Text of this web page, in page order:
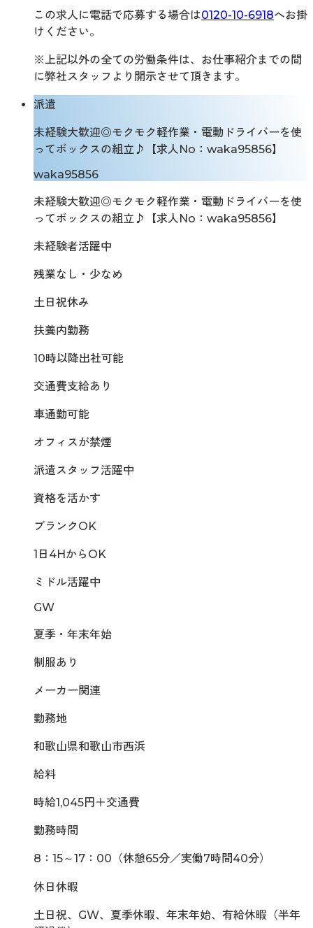
この求人に電話で応募する場合は0120-10-6918へお掛
けください。
※上記以外の全ての労働条件は、お仕事紹介までの間
に弊社スタッフより開示させて頂きます。
派遣
未経験大歓迎◎モクモク軽作業・電動ドライバーを使
ってボックスの組立♪【求人No：waka95856】
waka95856
未経験大歓迎◎モクモク軽作業・電動ドライバーを使
ってボックスの組立♪【求人No：waka95856】
未経験者活躍中
残業なし・少なめ
土日祝休み
扶養内勤務
10時以降出社可能
交通費支給あり
車通勤可能
オフィスが禁煙
派遣スタッフ活躍中
資格を活かす
ブランクOK
1日4HからOK
ミドル活躍中
GW
夏季・年末年始
制服あり
メーカー関連
勤務地
和歌山県和歌山市西浜
給料
時給1,045円＋交通費
勤務時間
8：15～17：00（休憩65分／実働7時間40分）
休日休暇
土日祝、GW、夏季休暇、年末年始、有給休暇（半年